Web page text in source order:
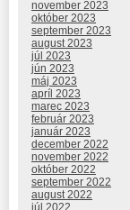
november 2023
október 2023
september 2023
august 2023
júl 2023
jún 2023
máj 2023
apríl 2023
marec 2023
február 2023
január 2023
december 2022
november 2022
október 2022
september 2022
august 2022